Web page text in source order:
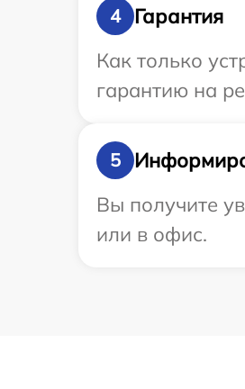
4
Гарантия
Как только
гарантию на
5
Вы получите
или в офис.